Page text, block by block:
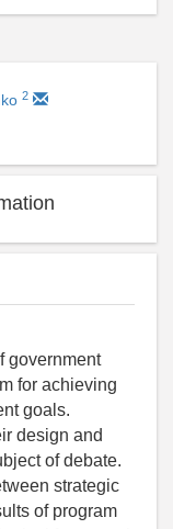
2
government
for achieving
goals.
design and
of debate.
strategic
of program